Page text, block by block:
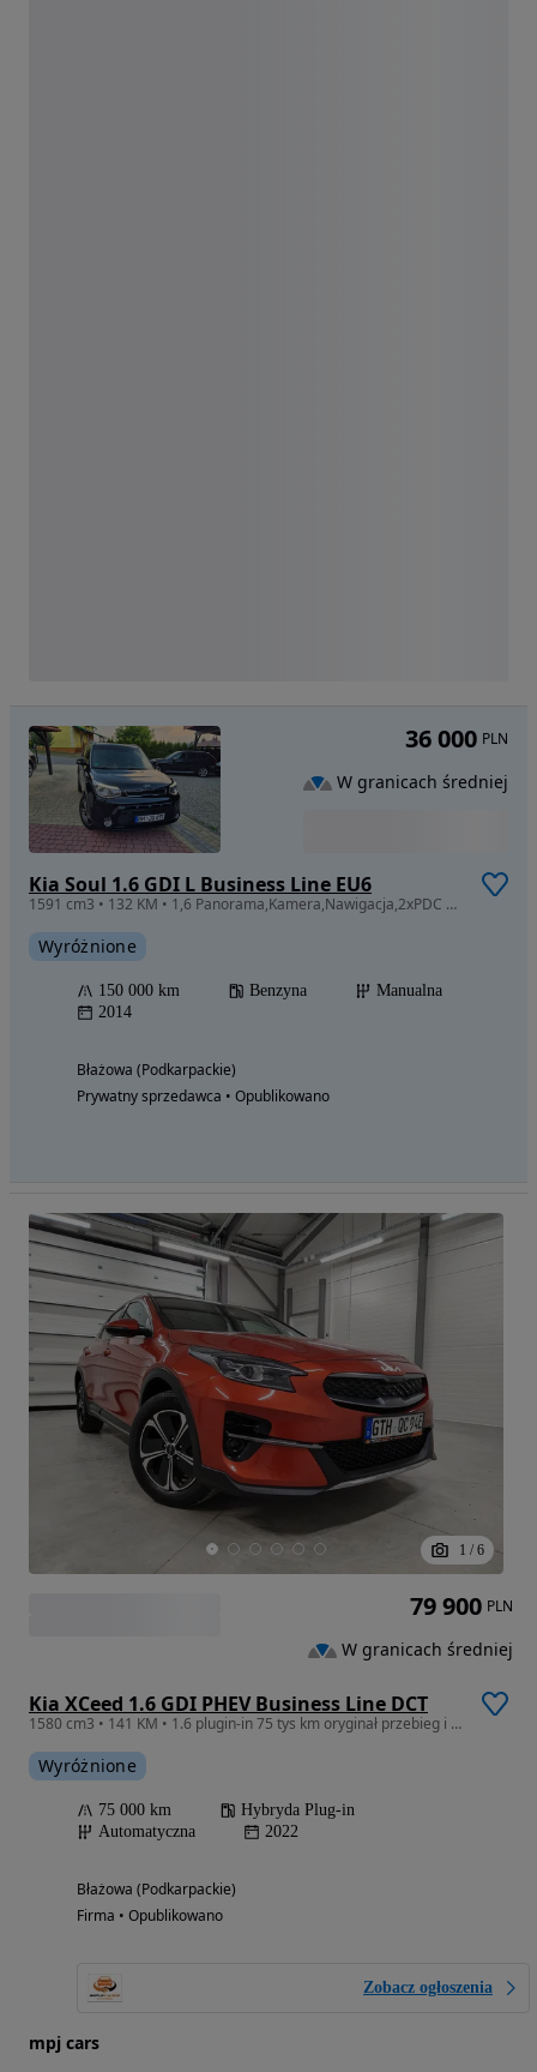
Kia Soul 1.6 GDI L Business Line EU6
1591 cm3 • 132 KM • 1,6 Panorama,Kamera,Nawigacja,2xPDC z Niemiec Opłacony!
Wyróżnione
150 000 km Benzyna
Manualna
2014
Błażowa (Podkarpackie)
Prywatny sprzedawca • Opublikowano
36 000 PLN
W granicach średniej
1 / 6
Kia XCeed 1.6 GDI PHEV Business Line DCT
1580 cm3 • 141 KM • 1.6 plugin-in 75 tys km oryginał przebieg i lakier stan salonowy
Wyróżnione
75 000 km
Hybryda Plug-in
Automatyczna
2022
Błażowa (Podkarpackie)
Firma • Opublikowano
Zobacz ogłoszenia
mpj cars
79 900 PLN
W granicach średniej